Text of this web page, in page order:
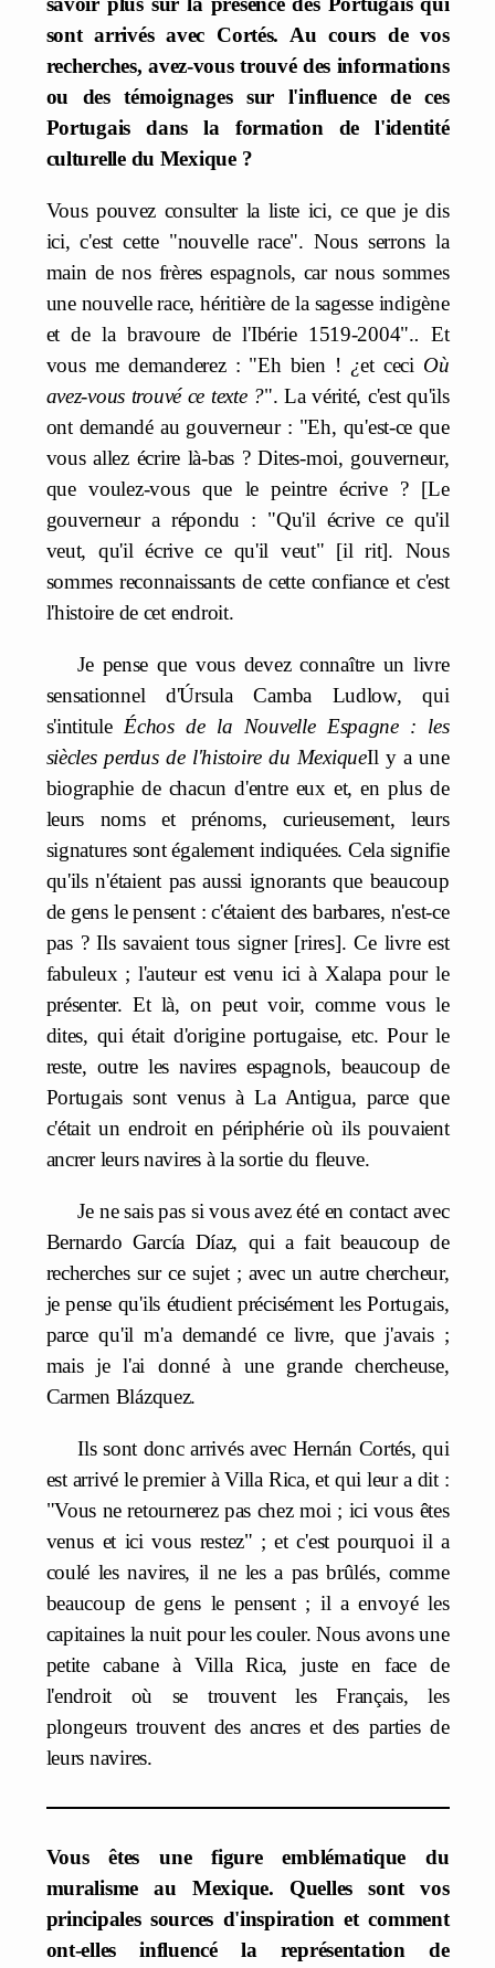
sont arrivés avec Cortés. Au cours de vos
recherches, avez-vous trouvé des informations
ou des témoignages sur l'influence de ces
Portugais dans la formation de l'identité
culturelle du Mexique ?
Vous pouvez consulter la liste ici, ce que je dis
ici, c'est cette "nouvelle race". Nous serrons la
main de nos frères espagnols, car nous sommes
une nouvelle race, héritière de la sagesse indigène
et de la bravoure de l'Ibérie 1519-2004"..Et
vous me demanderez : "Eh bien ! ¿et ceci Où
avez-vous trouvé ce texte ?". La vérité, c'est qu'ils
ont demandé au gouverneur : "Eh, qu'est-ce que
vous allez écrire là-bas ? Dites-moi, gouverneur,
que voulez-vous que le peintre écrive ? [Le
gouverneur a répondu : "Qu'il écrive ce qu'il
veut, qu'il écrive ce qu'il veut" [il rit]. Nous
sommes reconnaissants de cette confiance et c'est
l'histoire de cet endroit.
Je pense que vous devez connaître un livre
sensationnel d'Úrsula Camba Ludlow, qui
s'intitule Échos de la Nouvelle Espagne : les
siècles perdus de l'histoire du MexiqueIl y a une
biographie de chacun d'entre eux et, en plus de
leurs noms et prénoms, curieusement, leurs
signatures sont également indiquées. Cela signifie
qu'ils n'étaient pas aussi ignorants que beaucoup
de gens le pensent : c'étaient des barbares, n'est-ce
pas ? Ils savaient tous signer [rires]. Ce livre est
fabuleux ; l'auteur est venu ici à Xalapa pour le
présenter. Et là, on peut voir, comme vous le
dites, qui était d'origine portugaise, etc. Pour le
reste, outre les navires espagnols, beaucoup de
Portugais sont venus à La Antigua, parce que
c'était un endroit en périphérie où ils pouvaient
ancrer leurs navires à la sortie du fleuve.
Je ne sais pas si vous avez été en contact avec
Bernardo García Díaz, qui a fait beaucoup de
recherches sur ce sujet ; avec un autre chercheur,
je pense qu'ils étudient précisément les Portugais,
parce qu'il m'a demandé ce livre, que j'avais ;
mais je l'ai donné à une grande chercheuse,
Carmen Blázquez.
Ils sont donc arrivés avec Hernán Cortés, qui
est arrivé le premier à Villa Rica, et qui leur a dit :
"Vous ne retournerez pas chez moi ; ici vous êtes
venus et ici vous restez" ; et c'est pourquoi il a
coulé les navires, il ne les a pas brûlés, comme
beaucoup de gens le pensent ; il a envoyé les
capitaines la nuit pour les couler. Nous avons une
petite cabane à Villa Rica, juste en face de
l'endroit où se trouvent les Français, les
plongeurs trouvent des ancres et des parties de
leurs navires.
Vous êtes une figure emblématique du
muralisme au Mexique. Quelles sont vos
principales sources d'inspiration et comment
ont-elles influencé la représentation de